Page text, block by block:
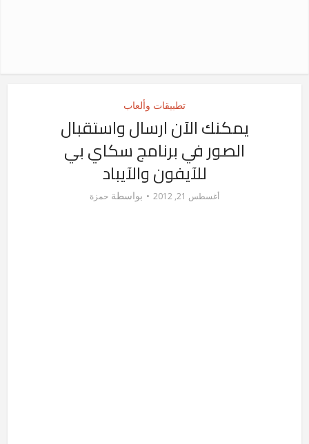
تطبيقات وألعاب
يمكنك الآن ارسال واستقبال
الصور في برنامج سكاي بي
للآيفون والآيباد
أغسطس 21, 2012 بواسطة حمزة